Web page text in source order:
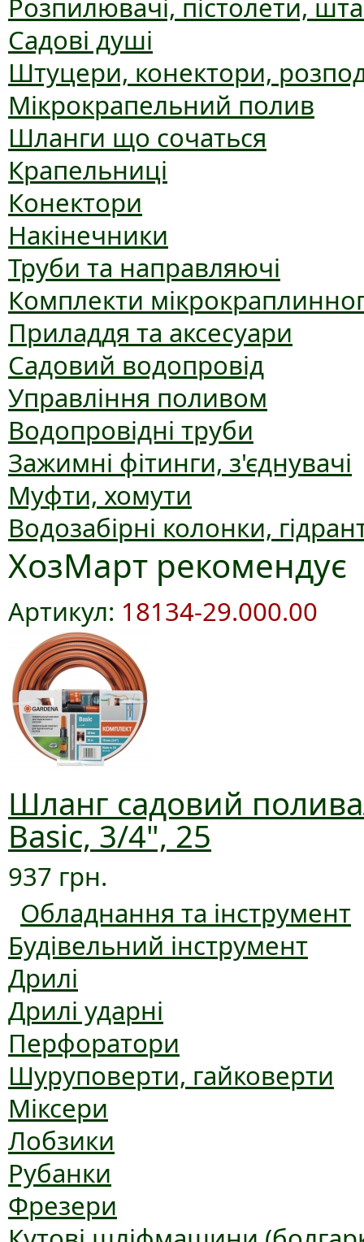
Розпилювачі, пістолети,
Садові душі
Штуцери, конектори,
Мікрокрапельний полив
Шланги що сочаться
Крапельниці
Конектори
Накінечники
Труби та направляючі
Комплекти
Приладдя та аксесуари
Садовий водопровід
Управління поливом
Водопровідні труби
Зажимні фітинги, з'єднувачі
Муфти, хомути
Водозабірні колонки,
ХозМарт рекомендує
Артикул: 18134-29.000.00
Шланг садовий
Basic, 3/4", 25
937 грн.
Обладнання та інструмент
Будівельний інструмент
Дрилі
Дрилі ударні
Перфоратори
Шуруповерти, гайковерти
Міксери
Лобзики
Рубанки
Фрезери